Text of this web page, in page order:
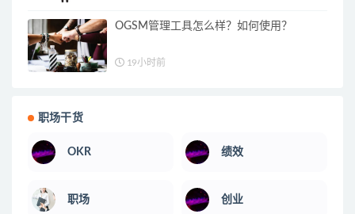
OGSM管理工具怎么样？如何使用？
19小时前
职场干货
OKR 绩效
职场 创业